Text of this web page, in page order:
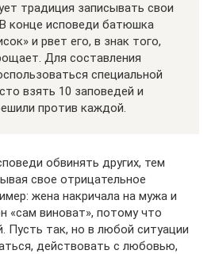
традиция записывать свои
В конце исповеди батюшка
и рвет его, в знак того,
Для составления
специальной
взять 10 заповедей и
против каждой.
обвинять других, тем
свое отрицательное
жена накричала на мужа и
«сам виноват», потому что
Пусть так, но в любой ситуации
действовать с любовью,